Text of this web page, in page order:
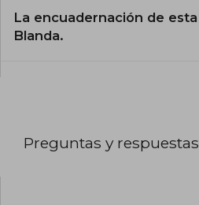
La encuadernación de
Blanda.
Preguntas y